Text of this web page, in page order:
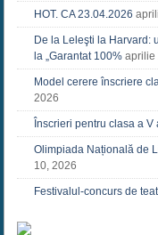
HOT. CA 23.04.2026
De la Leleşti la Harvard:
la „Garantat 100% aprilie
Model cerere înscriere
2026
Înscrieri pentru clasa a
Olimpiada Națională de
10, 2026
Festivalul-concurs de